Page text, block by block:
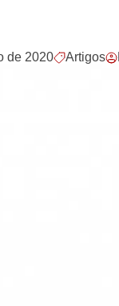
de 2020 Artigos